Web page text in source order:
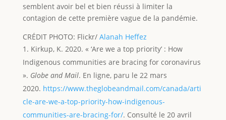
semblent avoir bel et bien réussi à limiter la
contagion de cette première vague de la pandémie.
CRÉDIT PHOTO: Flickr/ Alanah Heffez
Kirkup, K. 2020. « ‘Are we a top priority’ : How
Indigenous communities are bracing for coronavirus
». Globe and Mail. En ligne, paru le 22 mars
2020. https://www.theglobeandmail.com/canada/arti
cle-are-we-a-top-priority-how-indigenous-
communities-are-bracing-for/. Consulté le 20 avril